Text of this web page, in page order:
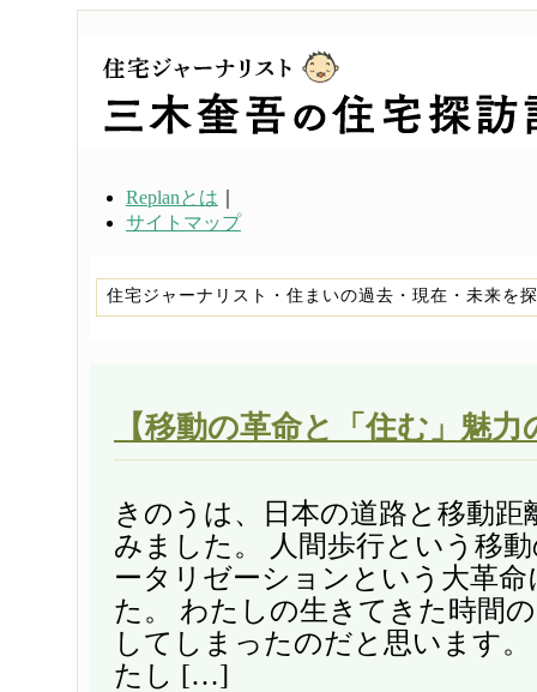
Replanとは
サイトマップ
住宅ジャーナリスト・住まいの過去・現在・未来を
【移動の革命と「住む」魅力
きのうは、日本の道路と移動
みました。 人間歩行という移
ータリゼーションという大革
た。 わたしの生きてきた時間
してしまったのだと思います
たし […]